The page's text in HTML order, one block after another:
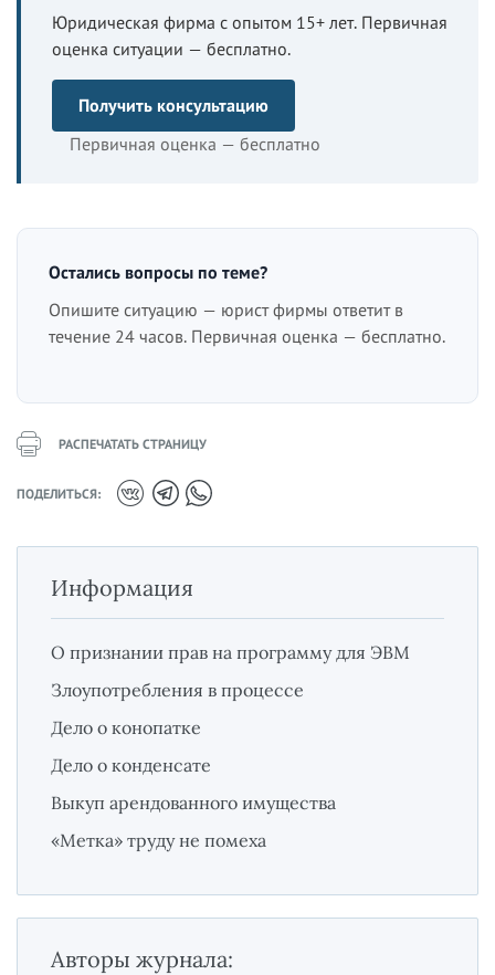
Юридическая фирма с опытом 15+ лет. Первичная
оценка ситуации — бесплатно.
Получить консультацию
Первичная оценка — бесплатно
Остались вопросы по теме?
Опишите ситуацию — юрист фирмы ответит в
течение 24 часов. Первичная оценка — бесплатно.
РАСПЕЧАТАТЬ СТРАНИЦУ
ПОДЕЛИТЬСЯ:
Информация
О признании прав на программу для ЭВМ
Злоупотребления в процессе
Дело о конопатке
Дело о конденсате
Выкуп арендованного имущества
«Метка» труду не помеха
Авторы журнала: